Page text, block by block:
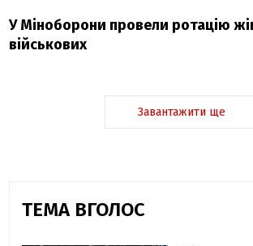
У Міноборони провели ротацію
військових
Завантажити ще
ТЕМА ВГОЛОС